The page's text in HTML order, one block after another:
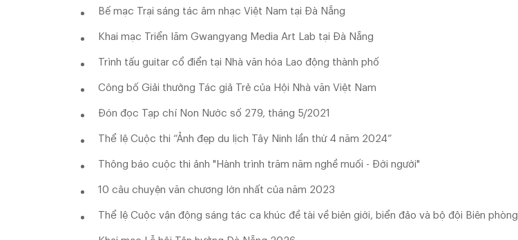
Bế mạc Trại sáng tác âm nhạc Việt Nam tại Đà Nẵng
Khai mạc Triển lãm Gwangyang Media Art Lab tại Đà Nẵng
Trình tấu guitar cổ điển tại Nhà văn hóa Lao động thành phố
Công bố Giải thưởng Tác giả Trẻ của Hội Nhà văn Việt Nam
Đón đọc Tạp chí Non Nước số 279, tháng 5/2021
Thể lệ Cuộc thi “Ảnh đẹp du lịch Tây Ninh lần thứ 4 năm 2024”
Thông báo cuộc thi ảnh "Hành trình trăm năm nghề muối - Đời người"
10 câu chuyện văn chương lớn nhất của năm 2023
Thể lệ Cuộc vận động sáng tác ca khúc đề tài về biên giới, biển đảo và bộ đội Biên phòng